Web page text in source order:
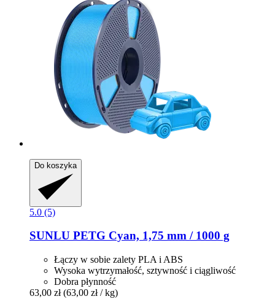
Do koszyka
5.0 (5)
SUNLU PETG Cyan, 1,75 mm / 1000 g
Łączy w sobie zalety PLA i ABS
Wysoka wytrzymałość, sztywność i ciągliwość
Dobra płynność
63,00 zł (63,00 zł / kg)